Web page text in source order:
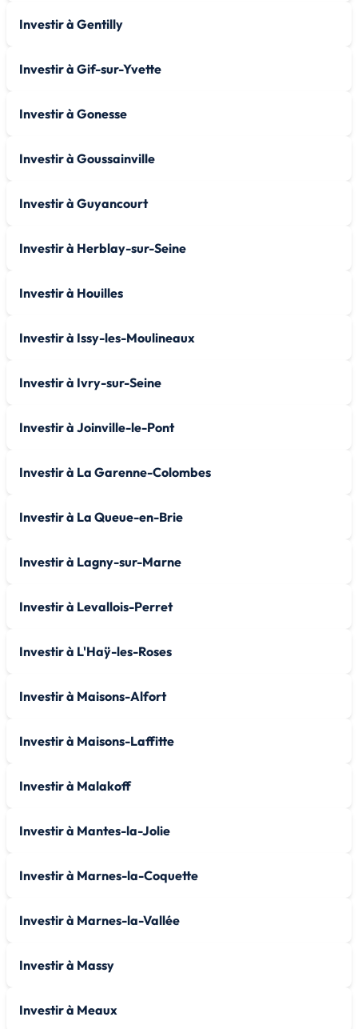
Investir à Gentilly
Investir à Gif-sur-Yvette
Investir à Gonesse
Investir à Goussainville
Investir à Guyancourt
Investir à Herblay-sur-Seine
Investir à Houilles
Investir à Issy-les-Moulineaux
Investir à Ivry-sur-Seine
Investir à Joinville-le-Pont
Investir à La Garenne-Colombes
Investir à La Queue-en-Brie
Investir à Lagny-sur-Marne
Investir à Levallois-Perret
Investir à L'Haÿ-les-Roses
Investir à Maisons-Alfort
Investir à Maisons-Laffitte
Investir à Malakoff
Investir à Mantes-la-Jolie
Investir à Marnes-la-Coquette
Investir à Marnes-la-Vallée
Investir à Massy
Investir à Meaux